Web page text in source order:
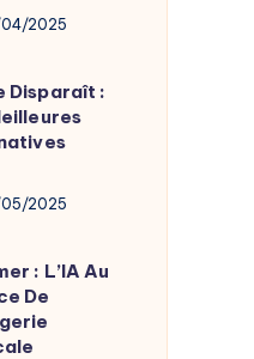
2025
Disparaît :
2025
: L’IA Au
De